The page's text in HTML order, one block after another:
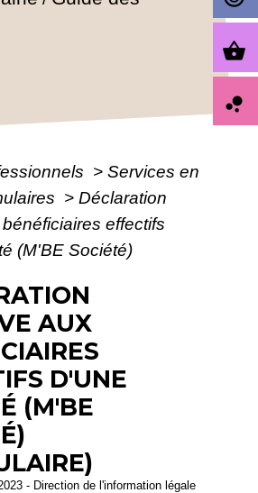
> Services en
> Déclaration
effectifs
(M'BE Société)
AUX
D'UNE
(M'BE
- Direction de l'information légale
shopping_basket
bubble_chart